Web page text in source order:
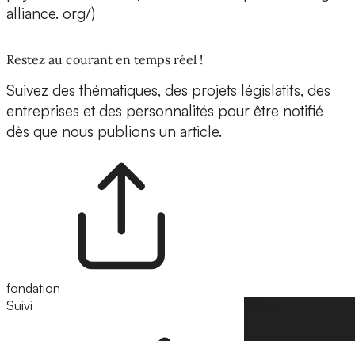
alliance. org/)
Restez au courant en temps réel !
Suivez des thématiques, des projets législatifs, des
entreprises et des personnalités pour être notifié
dès que nous publions un article.
fondation
Suivi